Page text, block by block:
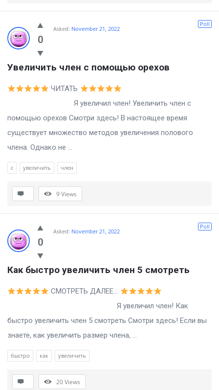
0
Poll
Asked: November 21, 2022
Увеличить член с помощью орехов
ЧИТАТЬ
Я увеличил член! Увеличить член с
помощью орехов Смотри здесь! В настоящее время
существует множество методов увеличения полового
члена. Однако не ...
с увеличить член
9Views
0
Poll
Asked: November 21, 2022
Как быстро увеличить член 5 смотреть
СМОТРЕТЬ ДАЛЕЕ…
Я увеличил член! Как
быстро увеличить член 5 смотреть Смотри здесь! Если вы
знаете, как увеличить размер члена, ...
быстро как увеличить
20Views